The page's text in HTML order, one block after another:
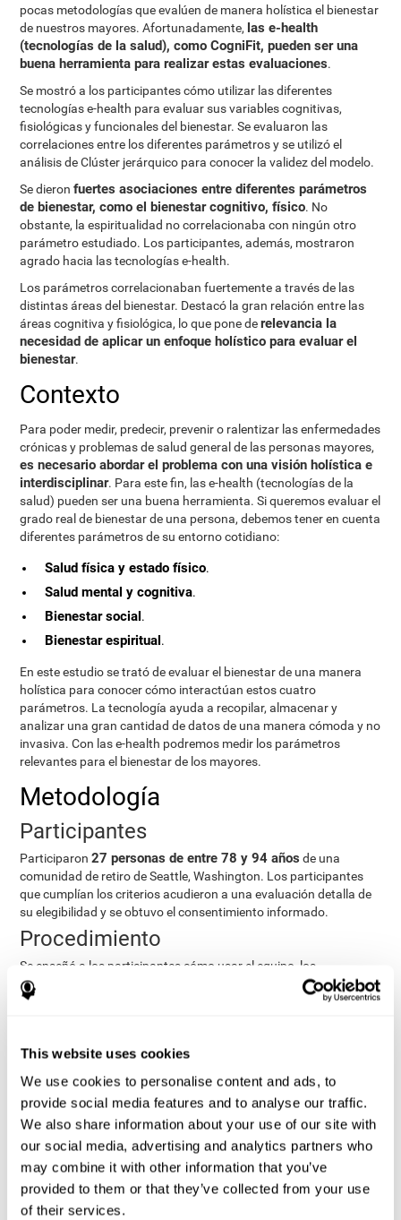
This website uses cookies
We use cookies to personalise content and ads, to
provide social media features and to analyse our traffic.
We also share information about your use of our site with
our social media, advertising and analytics partners who
may combine it with other information that you’ve
provided to them or that they’ve collected from your use
of their services.
pocas metodologías que evalúen de manera holística el bienestar
de nuestros mayores. Afortunadamente, las e-health
(tecnologías de la salud), como CogniFit, pueden ser una
buena herramienta para realizar estas evaluaciones.
Se mostró a los participantes cómo utilizar las diferentes
tecnologías e-health para evaluar sus variables cognitivas,
fisiológicas y funcionales del bienestar. Se evaluaron las
correlaciones entre los diferentes parámetros y se utilizó el
análisis de Clúster jerárquico para conocer la validez del modelo.
Se dieronfuertes asociaciones entre diferentes parámetros
de bienestar, como el bienestar cognitivo, físico. No
obstante, la espiritualidad no correlacionaba con ningún otro
parámetro estudiado. Los participantes, además, mostraron
agrado hacia las tecnologías e-health.
Los parámetros correlacionaban fuertemente a través de las
distintas áreas del bienestar. Destacó la gran relación entre las
áreas cognitiva y fisiológica, lo que pone derelevancia la
necesidad de aplicar un enfoque holístico para evaluar el
bienestar.
Contexto
Para poder medir, predecir, prevenir o ralentizar las enfermedades
crónicas y problemas de salud general de las personas mayores,
es necesario abordar el problema con una visión holística e
interdisciplinar. Para este fin, las e-health (tecnologías de la
salud) pueden ser una buena herramienta. Si queremos evaluar el
grado real de bienestar de una persona, debemos tener en cuenta
diferentes parámetros de su entorno cotidiano:
Salud física y estado físico.
Salud mental y cognitiva.
Bienestar social.
Bienestar espiritual.
En este estudio se trató de evaluar el bienestar de una manera
holística para conocer cómo interactúan estos cuatro
parámetros. La tecnología ayuda a recopilar, almacenar y
analizar una gran cantidad de datos de una manera cómoda y no
invasiva. Con las e-health podremos medir los parámetros
relevantes para el bienestar de los mayores.
Metodología
Participantes
Participaron27 personas de entre 78 y 94 años de una
comunidad de retiro de Seattle, Washington. Los participantes
que cumplían los criterios acudieron a una evaluación detalla de
su elegibilidad y se obtuvo el consentimiento informado.
Procedimiento
Se enseñó a los participantes cómo usar el equipo, los
procedimientos del estudio y se realizaron las evaluaciones pre-
test. Durante 8 semanas, los participantes aportaron datos
podían obtener feedback accediendo a sus propios datos. A
partir de la primera semana, la mayoría de los usuarios
consiguieron manejar sin necesidad de ayuda las herramientas e-
health. Las herramientas e-health utilizadas fueron:
Telehealth kiosk, que evalúa los parámetrosfisiológicos.
WebQ, que evalúa elbienestar funcional, social y
espiritual.
CogniFit, herramienta neuropsicológica que